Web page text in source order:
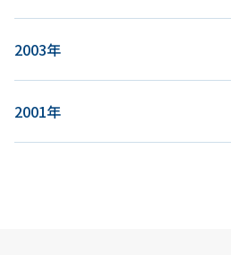
2003年
2001年